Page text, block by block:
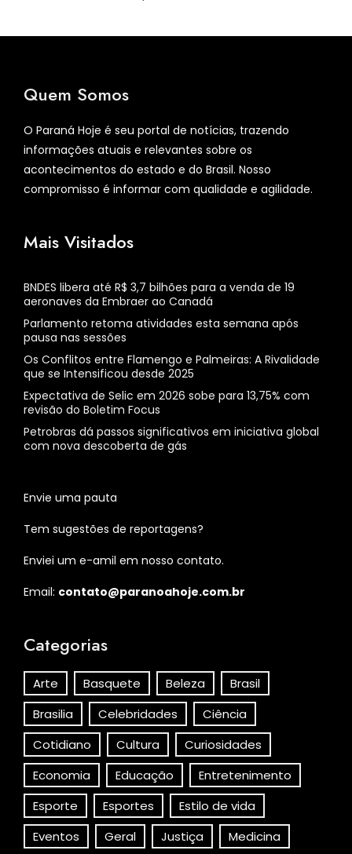
Quem Somos
O Paraná Hoje é seu portal de notícias, trazendo
informações atuais e relevantes sobre os
acontecimentos do estado e do Brasil. Nosso
compromisso é informar com qualidade e agilidade.
Mais Visitados
BNDES libera até R$ 3,7 bilhões para a venda de 19
aeronaves da Embraer ao Canadá
Parlamento retoma atividades esta semana após
pausa nas sessões
Os Conflitos entre Flamengo e Palmeiras: A Rivalidade
que se Intensificou desde 2025
Expectativa de Selic em 2026 sobe para 13,75% com
revisão do Boletim Focus
Petrobras dá passos significativos em iniciativa global
com nova descoberta de gás
Envie uma pauta
Tem sugestões de reportagens?
Enviei um e-amil em nosso contato.
Email: contato@paranoahoje.com.br
Categorias
Arte Basquete Beleza
Brasil
Brasilia
Celebridades
Ciência
Cotidiano
Cultura
Curiosidades
Economia
Educação
Entretenimento
Esporte
Esportes
Estilo de vida
Eventos
Geral Justiça Medicina